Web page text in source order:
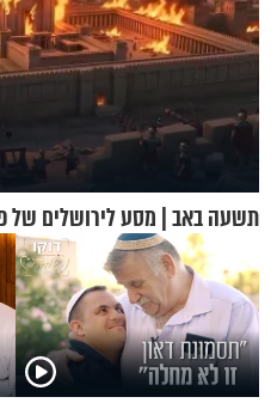
תשעה באב | מסע לירושלים של